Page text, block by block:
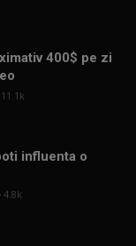
400$ pe zi
11.1k
influenta o
4.8k